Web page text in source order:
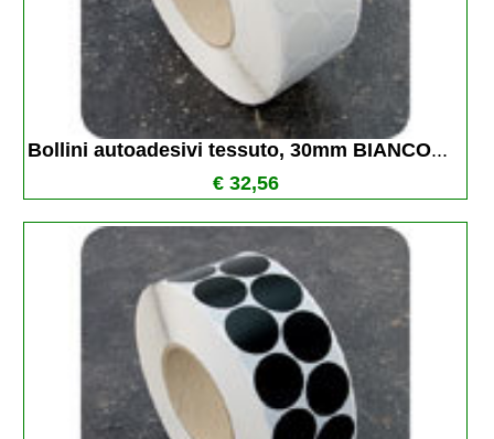
Bollini autoadesivi tessuto, 30mm BIANCO...
€ 32,56